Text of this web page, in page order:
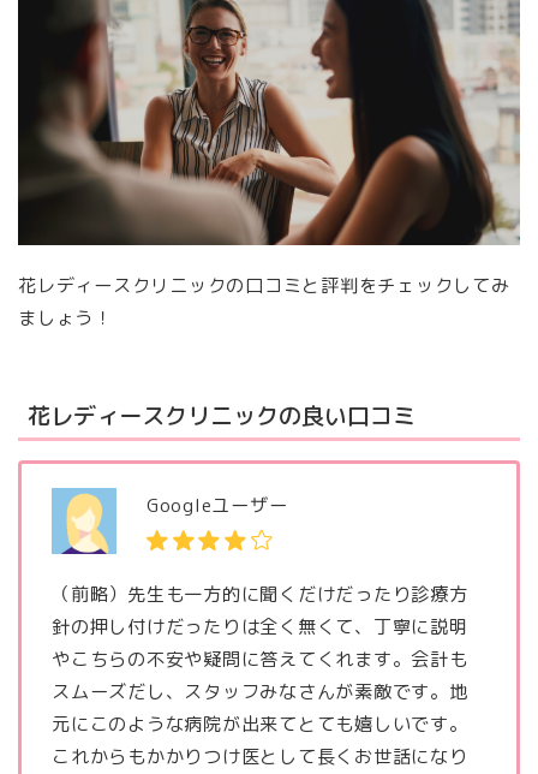
花レディースクリニックの口コミと評判をチェックしてみ
ましょう！
花レディースクリニックの良い口コミ
Googleユーザー
（前略）先生も一方的に聞くだけだったり診療方
針の押し付けだったりは全く無くて、丁寧に説明
やこちらの不安や疑問に答えてくれます。会計も
スムーズだし、スタッフみなさんが素敵です。地
元にこのような病院が出来てとても嬉しいです。
これからもかかりつけ医として長くお世話になり